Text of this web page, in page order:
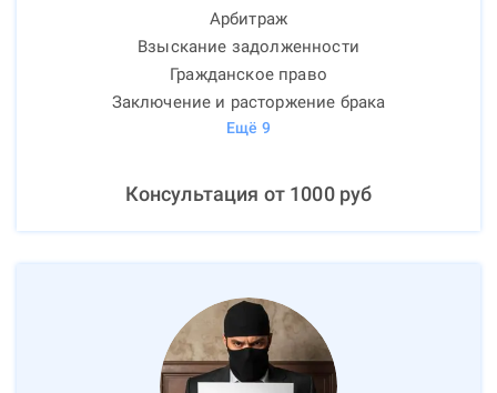
Арбитраж
Взыскание задолженности
Гражданское право
Заключение и расторжение брака
Ещё 9
Консультация от 1000руб